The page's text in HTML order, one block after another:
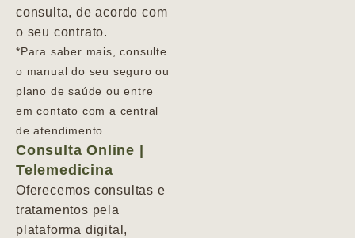
consulta, de acordo com
o seu contrato.
*Para saber mais, consulte
o manual do seu seguro ou
plano de saúde ou entre
em contato com a central
de atendimento.
Consulta Online |
Telemedicina
Oferecemos consultas e
tratamentos pela
plataforma digital,